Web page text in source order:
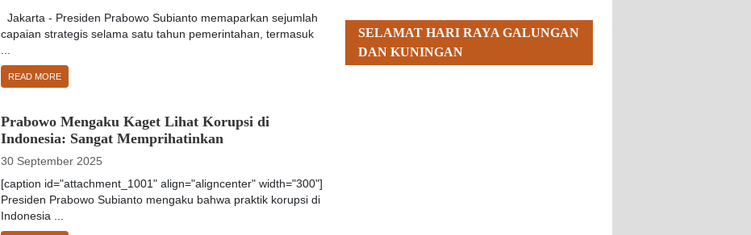
Jakarta - Presiden Prabowo Subianto memaparkan sejumlah
capaian strategis selama satu tahun pemerintahan, termasuk
...
READ MORE
Prabowo Mengaku Kaget Lihat Korupsi di
Indonesia: Sangat Memprihatinkan
30 September 2025
[caption id="attachment_1001" align="aligncenter" width="300"]
Presiden Prabowo Subianto mengaku bahwa praktik korupsi di
Indonesia ...
SELAMAT HARI RAYA GALUNGAN
DAN KUNINGAN